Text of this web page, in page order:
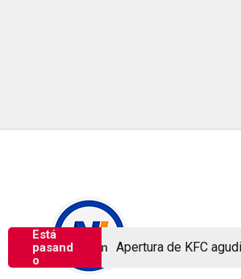
Está
pasand
o
1:25 pm Apertura de KFC agudiza el